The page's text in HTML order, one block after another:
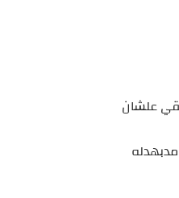
علشان